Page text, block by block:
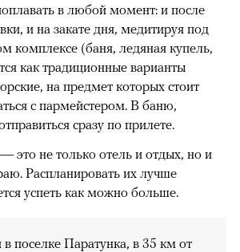
в любой момент: и после
и на закате дня, медитируя под
комплексе (баня, ледяная купель,
как традиционные варианты
на предмет которых стоит
с пармейстером. В баню,
сразу по прилете.
это не только отель и отдых, но и
Распланировать их лучше
успеть как можно больше.
в поселке Паратунка, в 35 км от